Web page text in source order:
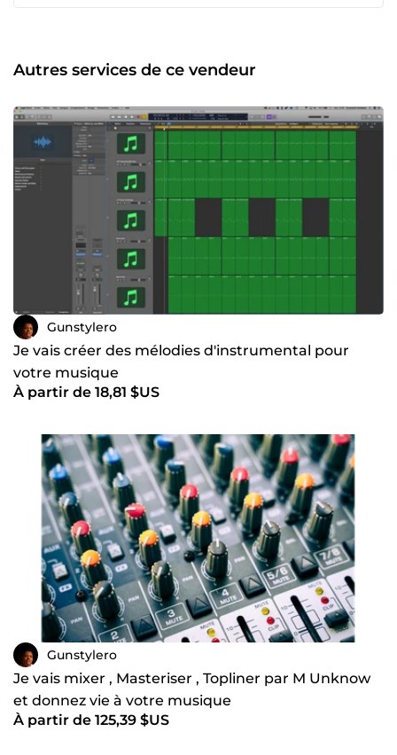
Autres services de ce vendeur
Gunstylero
Je vais créer des mélodies d'instrumental pour
votre musique
À partir de 18,81 $US
Gunstylero
Je vais mixer , Masteriser , Topliner par M Unknow
et donnez vie à votre musique
À partir de 125,39 $US